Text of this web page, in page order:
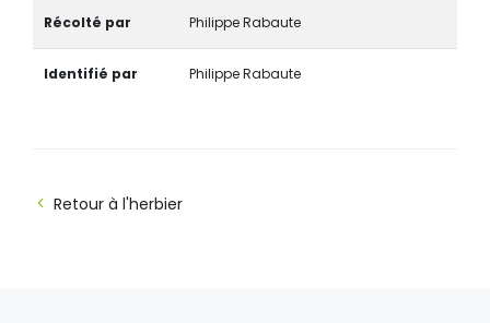
Récolté par Philippe Rabaute
Identifié par Philippe Rabaute
Retour à l'herbier